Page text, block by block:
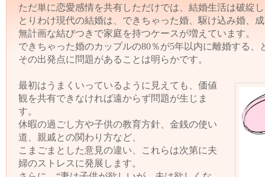
ただ単に恋愛感情を共有しただけでは、結婚生活は破綻
とりわけ現代の結婚は、できちゃった婚、駆け込み婚、
無計画な結びつきで家庭を持つケースが増えています。
できちゃった婚のカップルの80％が5年以内に離婚する、
その出発点に問題があることは明らかです。
最初はうまくいっているように見えても、価値
観を共有できなければ遠からず問題が生じま
す。
休暇の過ごし方や子供の教育方針、金銭の使い
道、親戚との関わり方など、
こまごまとした意見の違い、これらは次第に夫
婦のストレスに発展します。